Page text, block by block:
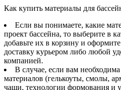
Как купить материалы для
Если вы понимаете, какие
проект бассейна, то выберите в
добавьте их в корзину и
доставку курьером либо любой
компанией.
В случае, если вам
материалов (гелькоуты, смолы,
чаши, технологии формования и